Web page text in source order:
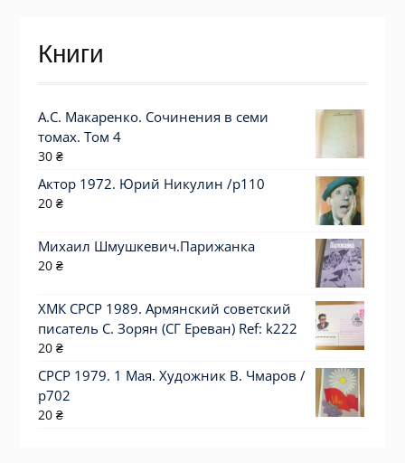
Книги
А.С. Макаренко. Сочинения в семи
томах. Том 4
30 ₴
Актор 1972. Юрий Никулин /p110
20 ₴
Михаил Шмушкевич.Парижанка
20 ₴
ХМК СРСР 1989. Армянский советский
писатель С. Зорян (СГ Ереван) Ref: k222
20 ₴
СРСР 1979. 1 Мая. Художник В. Чмаров /
р702
20 ₴